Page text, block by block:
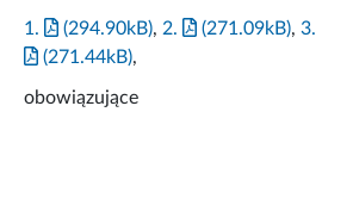
1. (294.90kB), 2. (271.09kB),3.
(271.44kB),
obowiązujące